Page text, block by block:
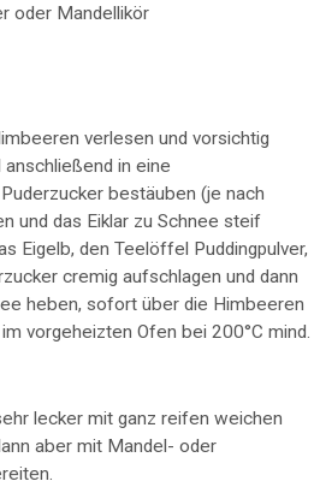
oder Mandellikör
verlesen und vorsichtig
in eine
bestäuben (je nach
und das Eiklar zu Schnee steif
Eigelb, den Teelöffel Puddingpulver,
cremig aufschlagen und dann
heben, sofort über die Himbeeren
vorgeheizten Ofen bei 200°C mind.
lecker mit ganz reifen weichen
aber mit Mandel- oder